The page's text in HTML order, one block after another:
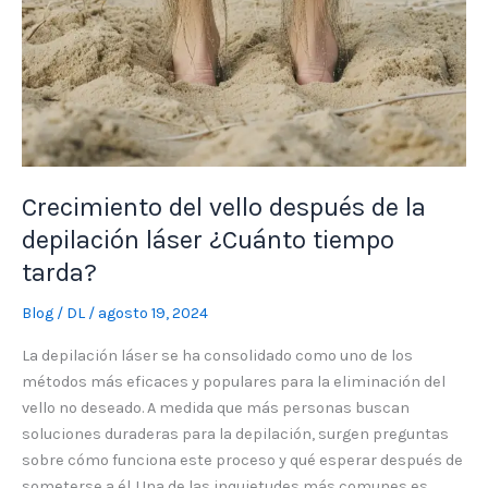
Crecimiento del vello después de la
depilación láser ¿Cuánto tiempo
tarda?
Blog / DL / agosto 19, 2024
La depilación láser se ha consolidado como uno de los
métodos más eficaces y populares para la eliminación del
vello no deseado. A medida que más personas buscan
soluciones duraderas para la depilación, surgen preguntas
sobre cómo funciona este proceso y qué esperar después de